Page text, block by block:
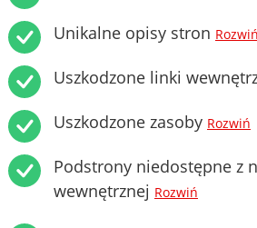
Unikalne opisy stron Rozwiń
Uszkodzone linki
Uszkodzone zasoby Rozwiń
Podstrony niedostępne z
wewnętrznej Rozwiń